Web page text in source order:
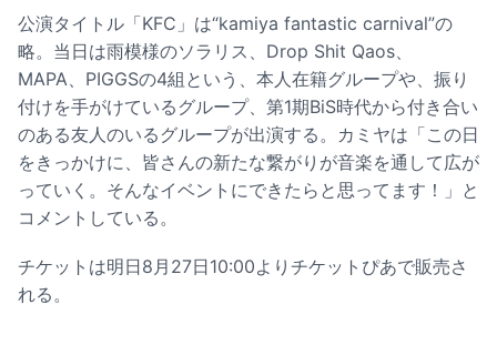
公演タイトル「KFC」は“kamiya fantastic carnival”の
略。当日は雨模様のソラリス、Drop Shit Qaos、
MAPA、PIGGSの4組という、本人在籍グループや、振り
付けを手がけているグループ、第1期BiS時代から付き合い
のある友人のいるグループが出演する。カミヤは「この日
をきっかけに、皆さんの新たな繋がりが音楽を通して広が
っていく。そんなイベントにできたらと思ってます！」と
コメントしている。
チケットは明日8月27日10:00よりチケットぴあで販売さ
れる。